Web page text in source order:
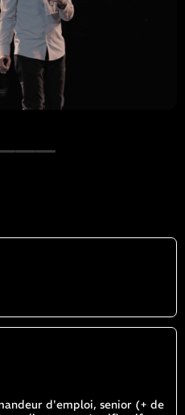
d'emploi, senior (+ de